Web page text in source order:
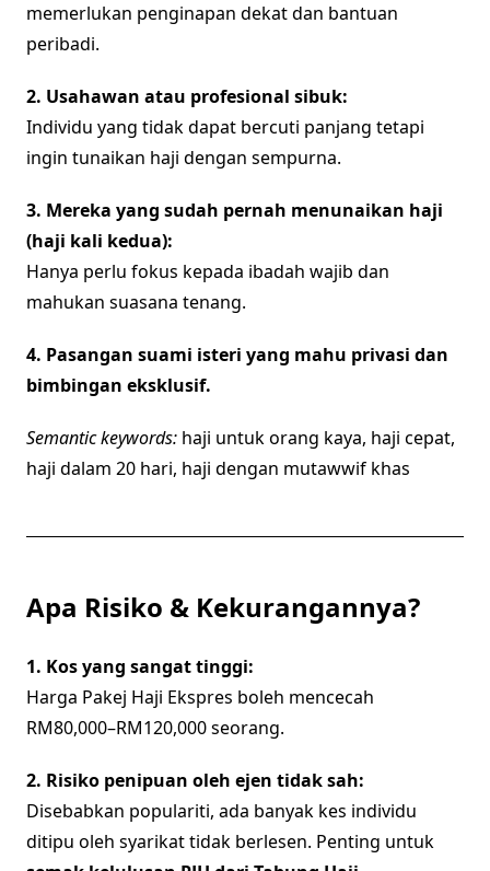
memerlukan penginapan dekat dan bantuan
peribadi.
2. Usahawan atau profesional sibuk:
Individu yang tidak dapat bercuti panjang tetapi
ingin tunaikan haji dengan sempurna.
3. Mereka yang sudah pernah menunaikan haji
(haji kali kedua):
Hanya perlu fokus kepada ibadah wajib dan
mahukan suasana tenang.
4. Pasangan suami isteri yang mahu privasi dan
bimbingan eksklusif.
Semantic keywords: haji untuk orang kaya, haji cepat,
haji dalam 20 hari, haji dengan mutawwif khas
Apa Risiko & Kekurangannya?
1. Kos yang sangat tinggi:
Harga Pakej Haji Ekspres boleh mencecah
RM80,000–RM120,000 seorang.
2. Risiko penipuan oleh ejen tidak sah:
Disebabkan populariti, ada banyak kes individu
ditipu oleh syarikat tidak berlesen. Penting untuk